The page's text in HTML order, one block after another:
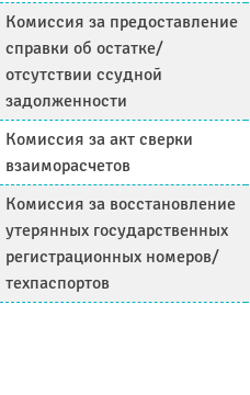
Комиссия за предоставление
справки об остатке/
отсутствии ссудной
задолженности
Комиссия за акт сверки
взаиморасчетов
Комиссия за восстановление
утерянных государственных
регистрационных номеров/
техпаспортов